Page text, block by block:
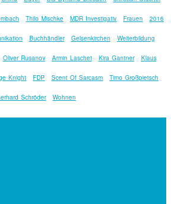
Thilo Mischke MDR Investigativ Frauen 2016
Buchhändler Gelsenkirchen Weiterbildung
Oliver Rusanov Armin Laschet Kira Gantner Klaus
Knight FDP Scent Of Sarcasm Timo Großpietsch
Schröder Wohnen